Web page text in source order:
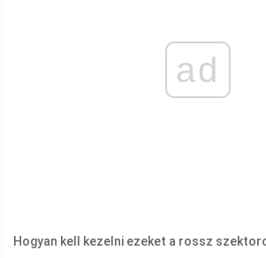
ad
Hogyan kell kezelni ezeket a rossz